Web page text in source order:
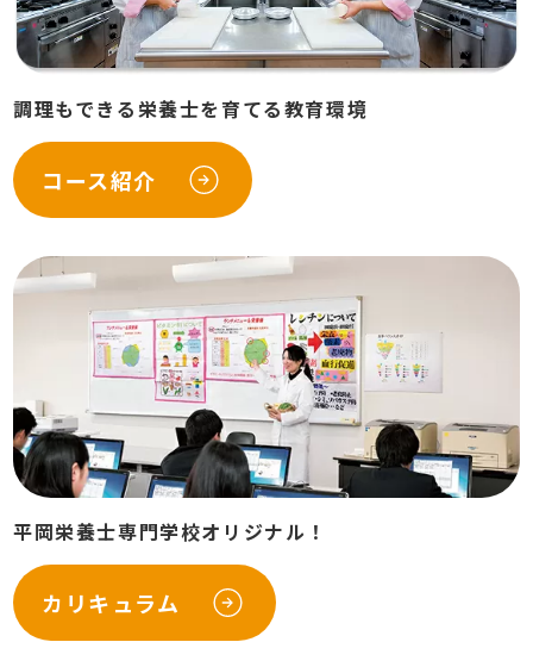
調理もできる栄養士を育てる教育環境
コース紹介
平岡栄養士専門学校オリジナル！
カリキュラム